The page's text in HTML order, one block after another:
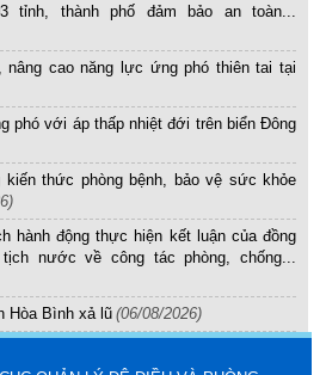
tỉnh, thành phố đảm bảo an toàn...
nâng cao năng lực ứng phó thiên tai tại
phó với áp thấp nhiệt đới trên biển Đông
kiến thức phòng bệnh, bảo vệ sức khỏe
hành động thực hiện kết luận của đồng
nước về công tác phòng, chống...
Hòa Bình xả lũ (06/08/2026)